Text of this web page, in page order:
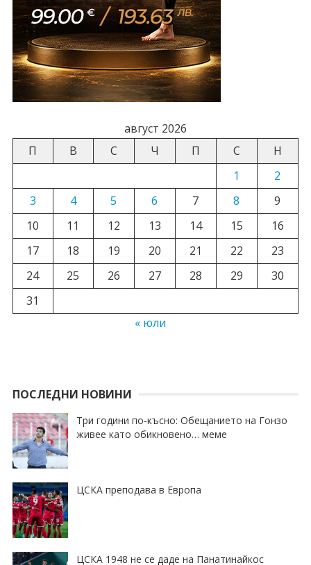
август 2026
П
В С Ч П С
Н
1
2
3
4 5 6 7 8
9
10
11 12 13 14 15
16
17
18 19 20 21 22
23
24
25 26 27 28 29
30
31
« юли
ПОСЛЕДНИ НОВИНИ
Три години по-късно: Обещанието на Гонзо
живее като обикновено… меме
ЦСКА преподава в Европа
ЦСКА 1948 не се даде на Панатинайкос